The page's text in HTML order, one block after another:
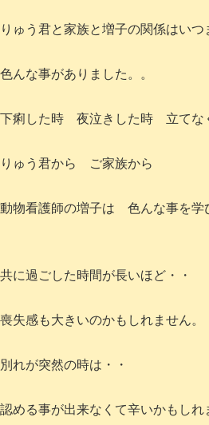
りゅう君と家族と増子の関係はいつ
色んな事がありました。。
下痢した時 夜泣きした時 立てな
りゅう君から ご家族から
動物看護師の増子は 色んな事を学
共に過ごした時間が長いほど・・
喪失感も大きいのかもしれません。
別れが突然の時は・・
認める事が出来なくて辛いかもしれ